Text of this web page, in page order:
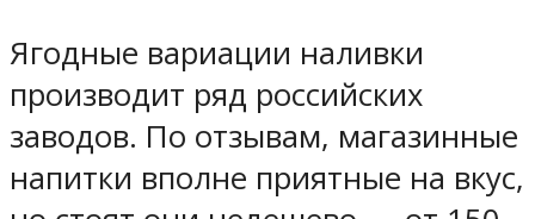
Ягодные вариации наливки
производит ряд российских
заводов. По отзывам, магазинные
напитки вполне приятные на вкус,